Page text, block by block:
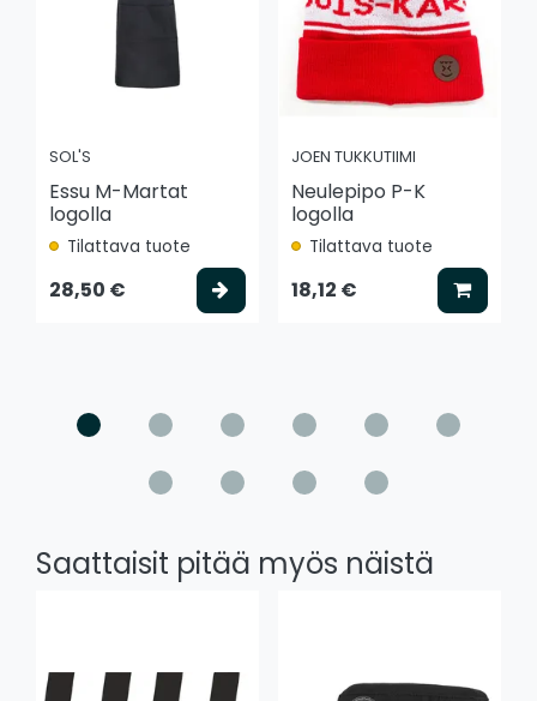
SOL'S
Essu M-Martat
logolla
Tilattava tuote
28,50 € Valitse vaihtoehto
JOEN TUKKUTIIMI
Neulepipo P-K
logolla
Tilattava tuote
18,12 € Lisää
Saattaisit pitää myös näistä